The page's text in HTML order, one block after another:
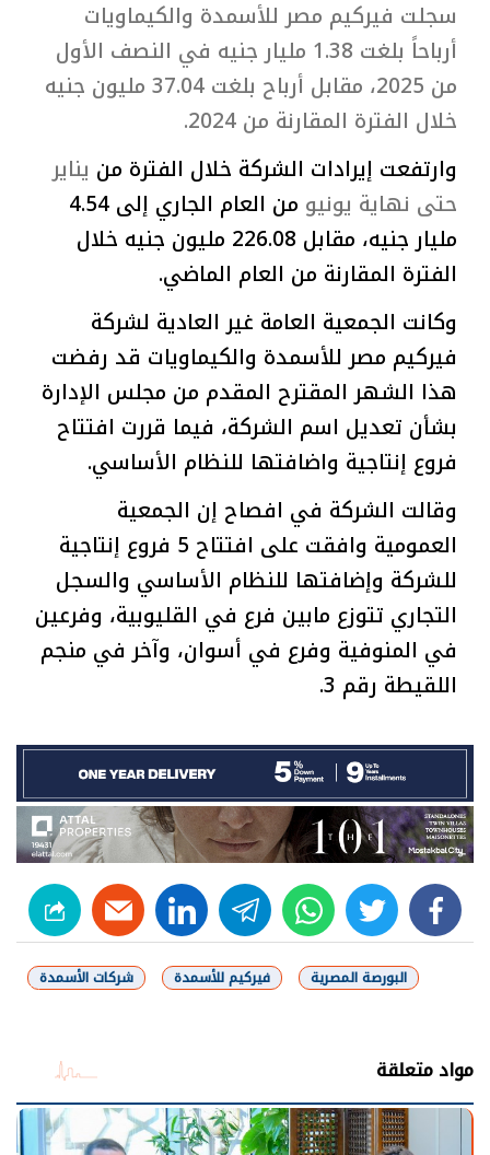
سجلت فيركيم مصر للأسمدة والكيماويات
أرباحاً بلغت 1.38 مليار جنيه في النصف الأول
من 2025، مقابل أرباح بلغت 37.04 مليون جنيه
خلال الفترة المقارنة من 2024.
وارتفعت إيرادات الشركة خلال الفترة من يناير
حتى نهاية يونيو
من العام الجاري إلى 4.54
مليار جنيه، مقابل 226.08 مليون جنيه خلال
الفترة المقارنة من العام الماضي.
وكانت الجمعية العامة غير العادية لشركة
فيركيم مصر للأسمدة والكيماويات قد رفضت
هذا الشهر المقترح المقدم من مجلس الإدارة
بشأن تعديل اسم الشركة، فيما قررت افتتاح
فروع إنتاجية واضافتها للنظام الأساسي.
وقالت الشركة في افصاح إن الجمعية
العمومية وافقت على افتتاح 5 فروع إنتاجية
للشركة وإضافتها للنظام الأساسي والسجل
التجاري تتوزع مابين فرع في القليوبية، وفرعين
في المنوفية وفرع في أسوان، وآخر في منجم
اللقيطة رقم 3.
facebook
twitter
whats
telegram
linkedin
شارك
البورصة المصرية فيركيم للأسمدة شركات الأسمدة
مواد متعلقة